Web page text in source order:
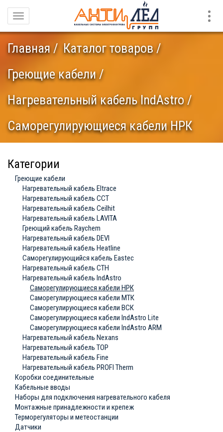
Навигация
Главная
Каталог товаров
Греющие кабели
Нагревательный кабель IndAstro
Саморегулирующиеся кабели НРК
Категории
Греющие кабели
Нагревательный кабель Eltrace
Нагревательный кабель ССТ
Нагревательный кабель Ceilhit
Нагревательный кабель LAVITA
Греющий кабель Raychem
Нагревательный кабель DEVI
Нагревательный кабель Heatline
Саморегулирующийся кабель Eastec
Нагревательный кабель СТН
Нагревательный кабель IndAstro
Саморегулирующиеся кабели НРК
Саморегулирующиеся кабели МТК
Саморегулирующиеся кабели ВСК
Саморегулирующиеся кабели IndAstro Lite
Саморегулирующиеся кабели IndAstro ARM
Нагревательный кабель Nexans
Нагревательный кабель ТОР
Нагревательный кабель Fine
Нагревательный кабель PROFI Therm
Коробки соединительные
Кабельные вводы
Наборы для подключения нагревательного кабеля
Монтажные принадлежности и крепеж
Терморегуляторы и метеостанции
Датчики